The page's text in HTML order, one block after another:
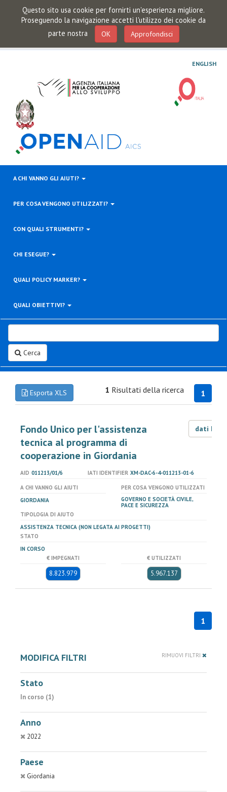
Questo sito usa cookie per fornirti un'esperienza migliore.
Proseguendo la navigazione accetti l'utilizzo dei cookie da
parte nostra
OK Approfondisci
ENGLISH
A CHI VANNO GLI AIUTI?
PER COSA VENGONO UTILIZZATI?
CON QUALI STRUMENTI?
CHI ESEGUE?
QUALI POLICY MARKER?
QUALI OBIETTIVI?
Cerca
Esporta XLS 1
1 Risultati della ricerca
Fondo Unico per l'assistenza
tecnica al programma di
cooperazione in Giordania
dati LOD
AID 011213/01/6 IATI IDENTIFIER XM-DAC-6-4-011213-01-6
A CHI VANNO GLI AIUTI
GIORDANIA
PER COSA VENGONO UTILIZZATI
GOVERNO E SOCIETÀ CIVILE,
PACE E SICUREZZA
TIPOLOGIA DI AIUTO
ASSISTENZA TECNICA (NON LEGATA AI PROGETTI)
STATO
IN CORSO
€ IMPEGNATI
8.823.979
€ UTILIZZATI
5.967.137
1
MODIFICA FILTRI RIMUOVI FILTRI
Stato
In corso (1)
Anno
2022
Paese
Giordania